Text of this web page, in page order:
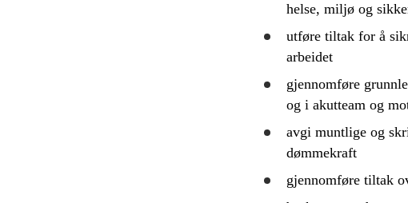
helse, miljø og
utføre tiltak for å
arbeidet
gjennomføre
og i akutteam og
avgi muntlige og
dømmekraft
gjennomføretiltak